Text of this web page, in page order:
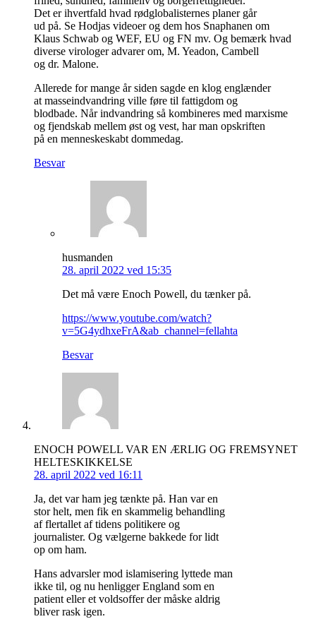
Det er ihvertfald hvad rødglobalisternes planer går
ud på. Se Hodjas videoer og dem hos Snaphanen om
Klaus Schwab og WEF, EU og FN mv. Og bemærk hvad
diverse virologer advarer om, M. Yeadon, Cambell
og dr. Malone.
Allerede for mange år siden sagde en klog englænder
at masseindvandring ville føre til fattigdom og
blodbade. Når indvandring så kombineres med marxisme
og fjendskab mellem øst og vest, har man opskriften
på en menneskeskabt dommedag.
Besvar
husmanden
28. april 2022 ved 15:35
Det må være Enoch Powell, du tænker på.
https://www.youtube.com/watch?
v=5G4ydhxeFrA&ab_channel=fellahta
Besvar
ENOCH POWELL VAR EN ÆRLIG OG FREMSYNET
HELTESKIKKELSE
28. april 2022 ved 16:11
Ja, det var ham jeg tænkte på. Han var en
stor helt, men fik en skammelig behandling
af flertallet af tidens politikere og
journalister. Og vælgerne bakkede for lidt
op om ham.
Hans advarsler mod islamisering lyttede man
ikke til, og nu henligger England som en
patient eller et voldsoffer der måske aldrig
bliver rask igen.